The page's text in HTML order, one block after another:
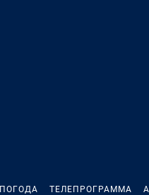
ПОГОДА ТЕЛЕПРОГРАММА